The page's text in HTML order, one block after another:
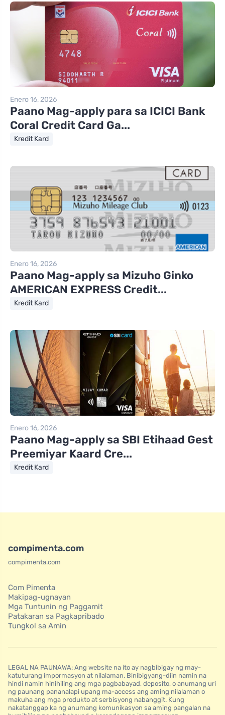
Enero 16, 2026
Paano Mag-apply para sa ICICI Bank
Coral Credit Card Ga...
Kredit Kard
Enero 16, 2026
Paano Mag-apply sa Mizuho Ginko
AMERICAN EXPRESS Credit...
Kredit Kard
Enero 16, 2026
Paano Mag-apply sa SBI Etihaad Gest
Preemiyar Kaard Cre...
Kredit Kard
compimenta.com
compimenta.com
Com Pimenta
Makipag-ugnayan
Mga Tuntunin ng Paggamit
Patakaran sa Pagkapribado
Tungkol sa Amin
LEGAL NA PAUNAWA: Ang website na ito ay nagbibigay ng may-
katuturang impormasyon at nilalaman. Binibigyang-diin namin na
hindi namin hinihiling ang mga pagbabayad, deposito, o anumang uri
ng paunang pananalapi upang ma-access ang aming nilalaman o
makuha ang mga produkto at serbisyong nabanggit. Kung
nakatanggap ka ng anumang komunikasyon sa aming pangalan na